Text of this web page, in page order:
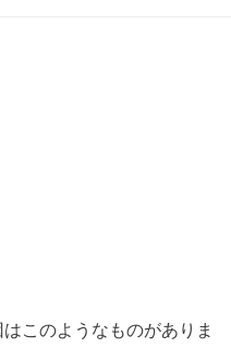
このようなものがありま